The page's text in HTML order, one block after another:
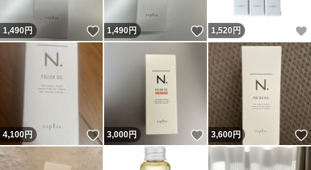
1,490円 いいね！
1,490円 いいね！
1,520 円
4,100円 いいね！
3,000円 いいね！
3,600円